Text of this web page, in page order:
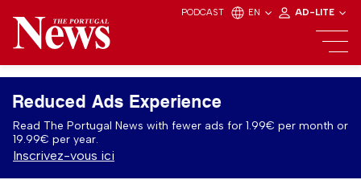
PODCAST EN AD-LITE
Reduced Ads Experience
Read The Portugal News with fewer ads for 1.99€ per month or
19.99€ per year.
Inscrivez-vous ici